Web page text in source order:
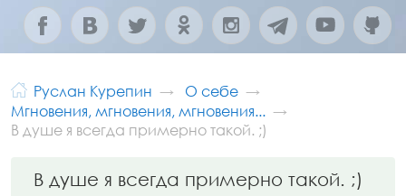
Руслан Курепин
О себе
Мгновения, мгновения, мгновения...
В душе я всегда примерно такой. ;)
В душе я всегда примерно такой. ;)